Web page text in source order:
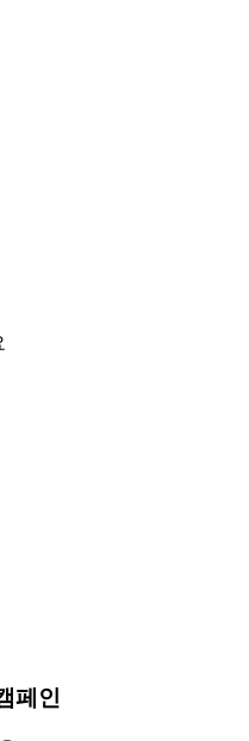
페인